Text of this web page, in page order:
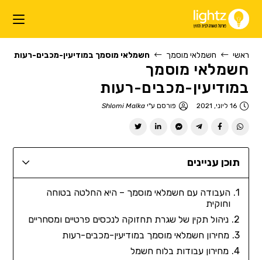
ראשי חשמלאי מוסמך חשמלאי מוסמך במודיעין-מכבים-רעות
חשמלאי מוסמך
במודיעין-מכבים-רעות
16 ליוני, 2021 פורסם ע"יShlomi Malka
תוכן עניינים
העבודה עם חשמלאי מוסמך – היא החלטה בטוחה
וחוקית
ניהול תקין של שגרת תחזוקה לנכסים פרטיים ומסחריים
מחירון חשמלאי מוסמך במודיעין-מכבים-רעות
מחירון עבודות בלוח חשמל